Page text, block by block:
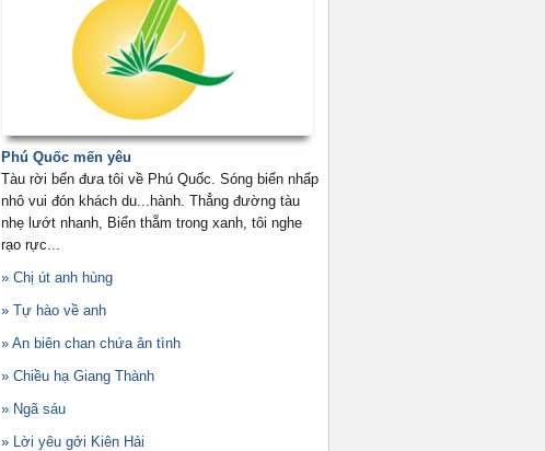
Phú Quốc mến yêu
Tàu rời bến đưa tôi về Phú Quốc. Sóng biển nhấp
nhô vui đón khách du...hành. Thẳng đường tàu
nhẹ lướt nhanh, Biển thẵm trong xanh, tôi nghe
rạo rực...
» Chị út anh hùng
» Tự hào về anh
» An biên chan chứa ân tình
» Chiều hạ Giang Thành
» Ngã sáu
» Lời yêu gởi Kiên Hải